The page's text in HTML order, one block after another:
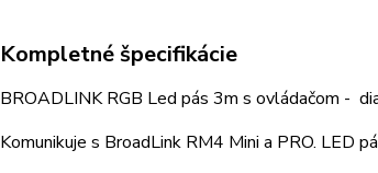
Kompletné špecifikácie
BROADLINK RGB Led pás 3m s ovládačom -
Komunikuje s BroadLink RM4 Mini a PRO. LED